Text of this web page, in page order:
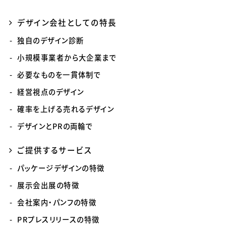
デザイン会社としての特長
独自のデザイン診断
小規模事業者から大企業まで
必要なものを一貫体制で
経営視点のデザイン
確率を上げる売れるデザイン
デザインとPRの両輪で
ご提供するサービス
パッケージデザインの特徴
展示会出展の特徴
会社案内・パンフの特徴
PRプレスリリースの特徴